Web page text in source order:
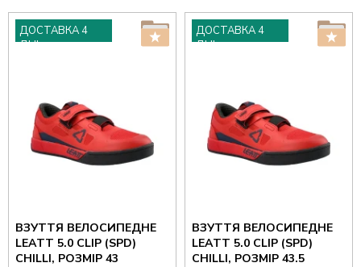
ДОСТАВКА 4
ДНІ
ВЗУТТЯ ВЕЛОСИПЕДНЕ
LEATT 5.0 CLIP (SPD)
CHILLI, РОЗМІР 43
ДОСТАВКА 4
ДНІ
ВЗУТТЯ ВЕЛОСИПЕДНЕ
LEATT 5.0 CLIP (SPD)
CHILLI, РОЗМІР 43.5